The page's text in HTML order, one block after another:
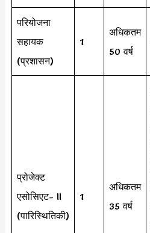
परियोजना
सहायक
(प्रशासन)
1
अधिकतम
50 वर्ष
प्रोजेक्ट
एसोसिएट- II
(पारिस्थितिकी)
1
अधिकतम
35 वर्ष